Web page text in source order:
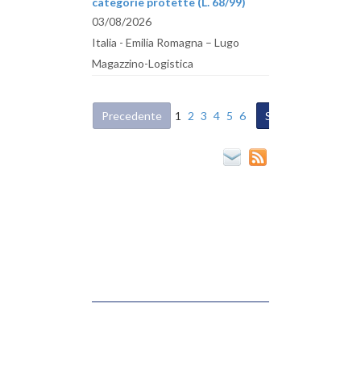
03/08/2026
Italia - Emilia Romagna – Lugo
Magazzino-Logistica
Precedente 1 2 3 4 5 6 Successiva